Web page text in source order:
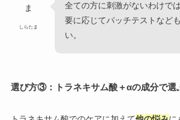
しらたま
全ての方に刺激がないわけで
要に応じてパッチテストなど
い。
選び方③：トラネキサム酸＋αの成分で選